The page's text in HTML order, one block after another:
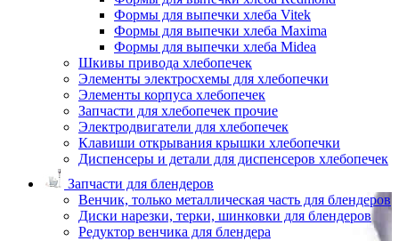
Формы для выпечки хлеба Vitek
Формы для выпечки хлеба Maxima
Формы для выпечки хлеба Midea
Шкивы привода хлебопечек
Элементы электросхемы для хлебопечки
Элементы корпуса хлебопечек
Запчасти для хлебопечек прочие
Электродвигатели для хлебопечек
Клавиши открывания крышки хлебопечки
Диспенсеры и детали для диспенсеров хлебопечек
Запчасти для блендеров
Венчик, только металлическая часть для блендеров
Диски нарезки, терки, шинковки для блендеров
Редуктор венчика для блендера